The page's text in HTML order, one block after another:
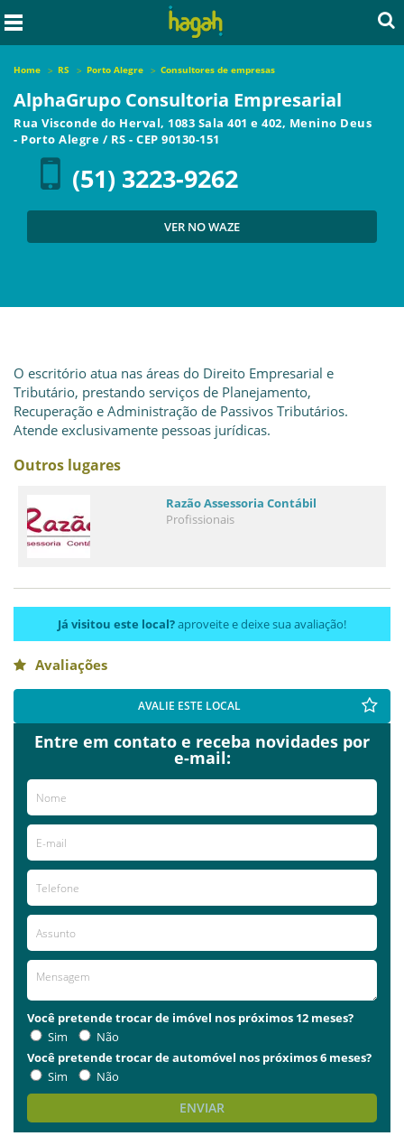
Home RS Porto Alegre Consultores de empresas
AlphaGrupo Consultoria Empresarial
Rua Visconde do Herval, 1083 Sala 401 e 402, Menino Deus
- Porto Alegre / RS - CEP 90130-151
(51) 3223-9262
VER NO WAZE
O escritório atua nas áreas do Direito Empresarial e
Tributário, prestando serviços de Planejamento,
Recuperação e Administração de Passivos Tributários.
Atende exclusivamente pessoas jurídicas.
Outros lugares
Razão Assessoria Contábil
Profissionais
Já visitou este local?aproveite e deixe sua avaliação!
Avaliações
AVALIE ESTE LOCAL
Entre em contato e receba novidades por
e-mail:
Você pretende trocar de imóvel nos próximos 12 meses?
Sim
Não
Você pretende trocar de automóvel nos próximos 6 meses?
Sim
Não
ENVIAR